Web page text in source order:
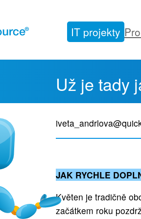
IT projekty
Už je tady
JAK RYCHLE
Květen je tradičně
začátkem roku